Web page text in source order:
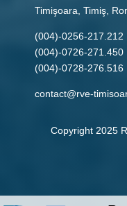
Timişoara, Timiş,
(004)-0256-217.212
(004)-0726-271.450
(004)-0728-276.516
contact@rve-
Copyright 2025